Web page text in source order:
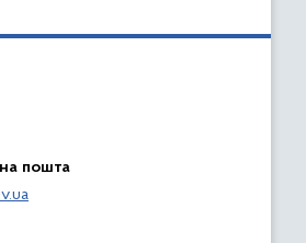
пошта